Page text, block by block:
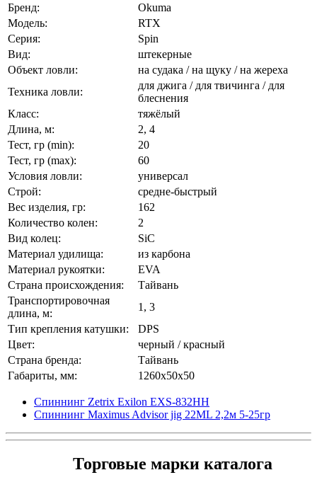
Бренд:
Okuma
Модель:
RTX
Серия:
Spin
Вид:
штекерные
Объект ловли:
на судака / на щуку / на жереха
Техника ловли:
для джига / для твичинга / для
блеснения
Класс:
тяжёлый
Длина, м:
2, 4
Тест, гр (min):
20
Тест, гр (max):
60
Условия ловли:
универсал
Строй:
средне-быстрый
Вес изделия, гр:
162
Количество колен:
2
Вид колец:
SiC
Материал удилища:
из карбона
Материал рукоятки:
EVA
Страна происхождения:
Тайвань
Транспортировочная
длина, м:
1, 3
Тип крепления катушки:
DPS
Цвет:
черный / красный
Страна бренда:
Тайвань
Габариты, мм:
1260x50x50
Спиннинг Zetrix Exilon EXS-832HH
Спиннинг Maximus Advisor jig 22ML 2,2м 5-25гр
Торговые марки каталога